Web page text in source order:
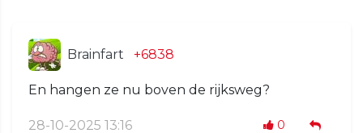
Brainfart +6838
En hangen ze nu boven de rijksweg?
28-10-2025 13:16 0